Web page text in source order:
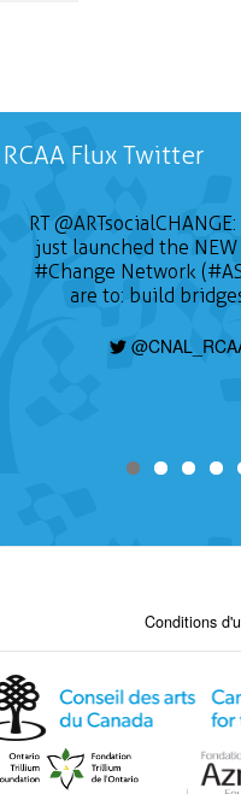
RCAA Flux Twitter
RT@ARTsocialCHANGE:
just launched the NEW
#Change Network
are to: build
📣 CALL FOR ARTISTS
the Go Conference
take place on January
focus on three
and Indigeneity.
Conditions